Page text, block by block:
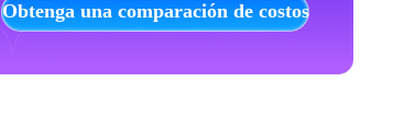
Obtenga una comparación de costos